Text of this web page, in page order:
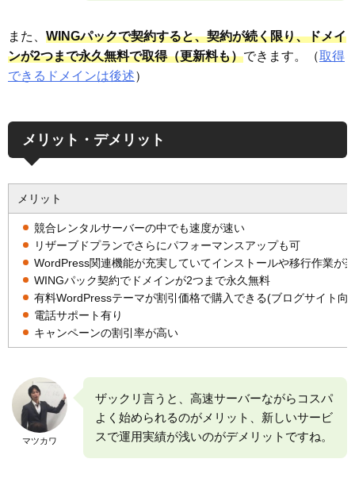
また、 WINGパックで契約すると、契約が続く限り、ドメイ
ンが2つまで永久無料で取得（更新料も）できます。（取得
できるドメインは後述）
メリット・デメリット
メリット
競合レンタルサーバーの中でも速度が速い
リザーブドプランでさらにパフォーマンスアップも可
WordPress関連機能が充実していてインストールや移行作業が
WINGパック契約でドメインが2つまで永久無料
有料WordPressテーマが割引価格で購入できる(ブログサイト向
電話サポート有り
キャンペーンの割引率が高い
マツカワ
ザックリ言うと、高速サーバーながらコスパ
よく始められるのがメリット、新しいサービ
スで運用実績が浅いのがデメリットですね。